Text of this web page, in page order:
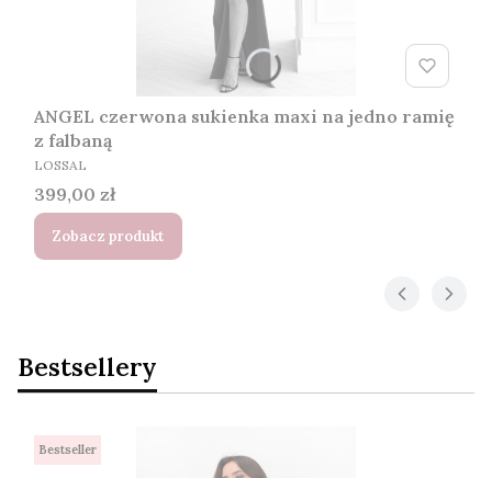
ANGEL czerwona sukienka maxi na jedno ramię
z falbaną
PRODUCENT
LOSSAL
Cena
399,00 zł
Zobacz produkt
Bestsellery
Bestseller